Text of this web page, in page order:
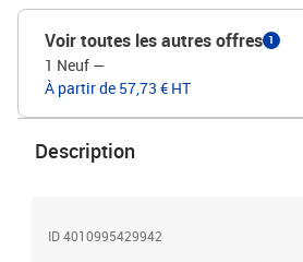
PicoFinish® Tournevis hexagonal 5,5 x 60
Voir toutes les autres offres 1
1 Neuf —
À partir de 57,73 € HT
Description
ID 4010995429942